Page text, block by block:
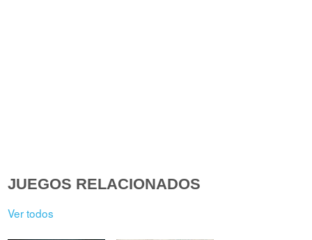
JUEGOS RELACIONADOS
Ver todos